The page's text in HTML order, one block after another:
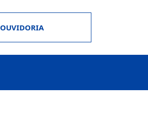
OUVIDORIA